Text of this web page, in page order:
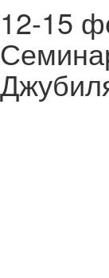
12-15